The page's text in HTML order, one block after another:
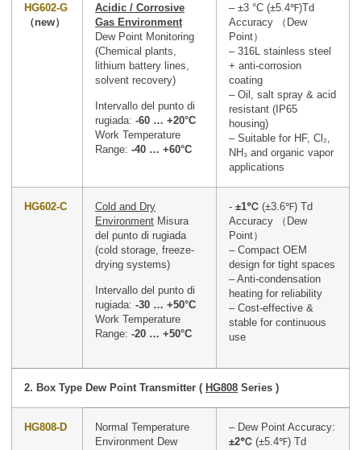
HG602-G
（new）
Acidic / Corrosive
Gas Environment
Dew Point Monitoring
(Chemical plants,
lithium battery lines,
solvent recovery)
Intervallo del punto di
rugiada: -60 … +20°C
Work Temperature
Range: -40 … +60°C
– ±3 °C (±5.4℉)Td
Accuracy （Dew
Point）
– 316L stainless steel
+ anti-corrosion
coating
– Oil, salt spray & acid
resistant (IP65
housing)
– Suitable for HF, Cl₂,
NH₃ and organic vapor
applications
HG602-C
Cold and Dry
Environment Misura
del punto di rugiada
(cold storage, freeze-
drying systems)
Intervallo del punto di
rugiada: -30 … +50°C
Work Temperature
Range: -20 … +50°C
- ±1℃ (±3.6℉) Td
Accuracy （Dew
Point）
– Compact OEM
design for tight spaces
– Anti-condensation
heating for reliability
– Cost-effective &
stable for continuous
use
2. Box Type Dew Point Transmitter ( HG808 Series )
HG808-D
Normal Temperature
Environment Dew
– Dew Point Accuracy:
±2℃ (±5.4℉) Td